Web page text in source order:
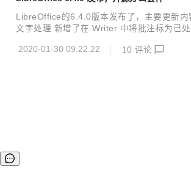
LibreOffice的6.4.0版本发布了，主要更新
文字处理 新增了在 Writer 中将批注标为已
注的菜单 可见的已处理批注示例 同一批注被
2020-01-30 09:22:22 10 评论